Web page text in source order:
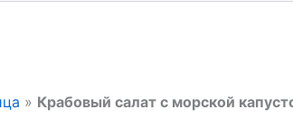
» Крабовый салат с морской